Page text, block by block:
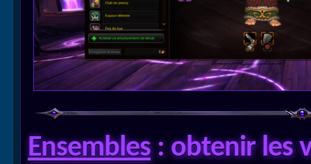
Ensembles: obtenir les